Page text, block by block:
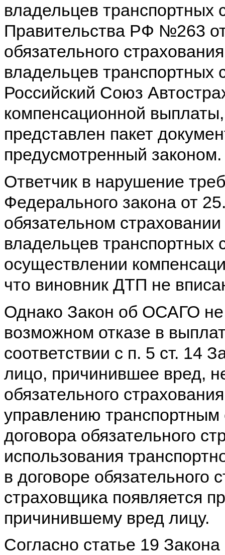
владельцев транспортных
Правительства РФ №263
обязательного
владельцев транспортных
Российский Союз
компенсационной
представлен пакет
предусмотренный законом.
Ответчик в нарушение
Федерального закона от
обязательном
владельцев транспортных
осуществлении
что виновник ДТП не
Однако Закон об ОСАГО
возможном отказе в
соответствии с п. 5 ст. 14
лицо, причинившее вред,
обязательного
управлению
договора обязательного
использования
в договоре обязательного
страховщика появляется
причинившему вред лицу.
Согласно статье 19